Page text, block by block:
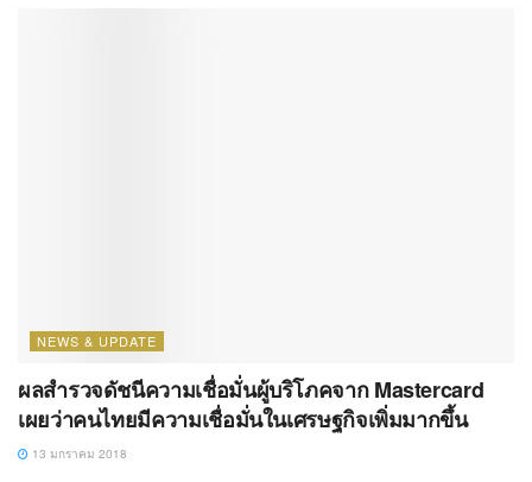
NEWS & UPDATE
ผลสำรวจดัชนีความเชื่อมั่นผู้บริโภคจาก Mastercard
เผยว่าคนไทยมีความเชื่อมั่นในเศรษฐกิจเพิ่มมากขึ้น
13 มกราคม 2018